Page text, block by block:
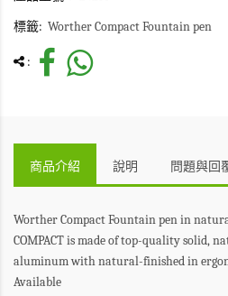
標籤: Worther Compact Fountain pen
:
商品介紹 說明 問題與回
Worther Compact Fountain pen in
COMPACT is made of top-quality solid,
aluminum with natural-finished in
Available